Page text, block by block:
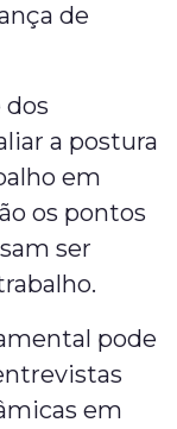
de
dos
a postura
em
os pontos
ser
pode
em